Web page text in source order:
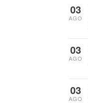
03
AGO
03
AGO
03
AGO